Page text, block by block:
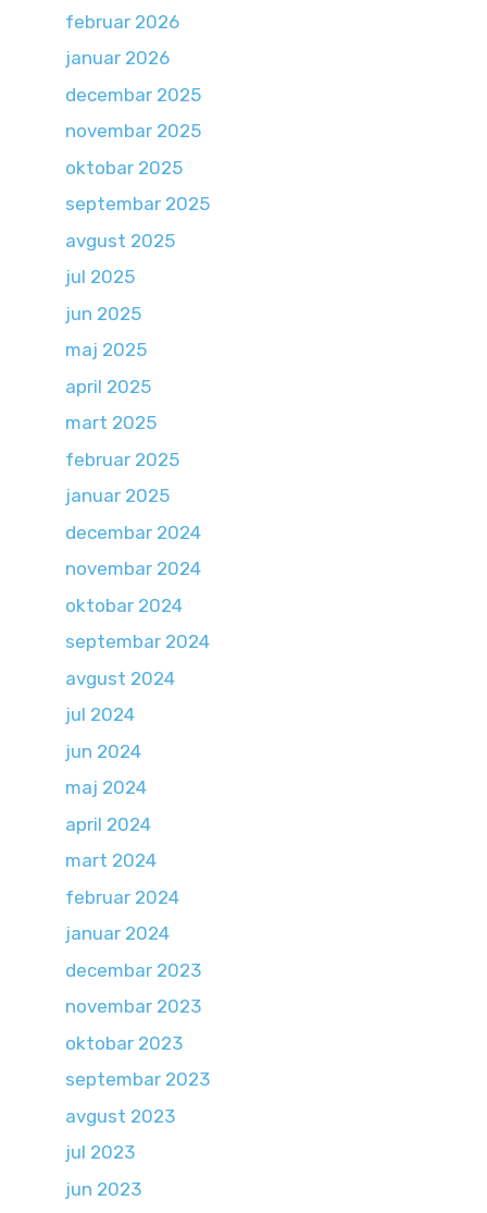
februar 2026
januar 2026
decembar 2025
novembar 2025
oktobar 2025
septembar 2025
avgust 2025
jul 2025
jun 2025
maj 2025
april 2025
mart 2025
februar 2025
januar 2025
decembar 2024
novembar 2024
oktobar 2024
septembar 2024
avgust 2024
jul 2024
jun 2024
maj 2024
april 2024
mart 2024
februar 2024
januar 2024
decembar 2023
novembar 2023
oktobar 2023
septembar 2023
avgust 2023
jul 2023
jun 2023